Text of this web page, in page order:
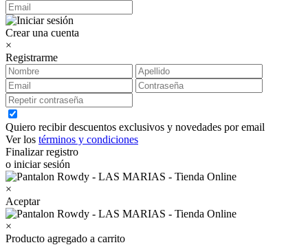
Crear una cuenta
×
Registrarme
Quiero recibir descuentos exclusivos y novedades por email
Ver los términos y condiciones
Finalizar registro
o iniciar sesión
×
Aceptar
×
Producto agregado a carrito